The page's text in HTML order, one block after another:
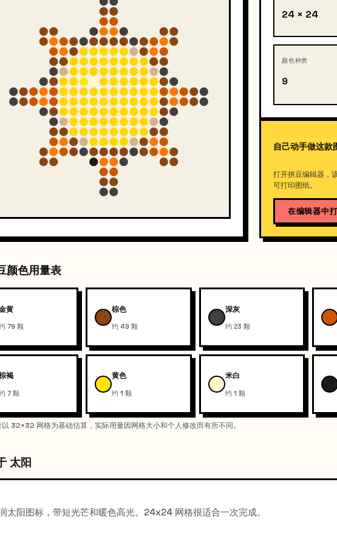
24 × 24
颜色种类
9
自己动手做这款
打开拼豆编辑器，
可打印图纸。
在编辑器中
颜色用量表
黄
79 颗
棕色
约 49 颗
深灰
约 23 颗
褐
7 颗
黄色
约 1 颗
米白
约 1 颗
32×32 网格为基础估算，实际用量因网格大小和个人修改而有所不同。
太阳
太阳图标，带短光芒和暖色高光。24x24 网格很适合一次完成。